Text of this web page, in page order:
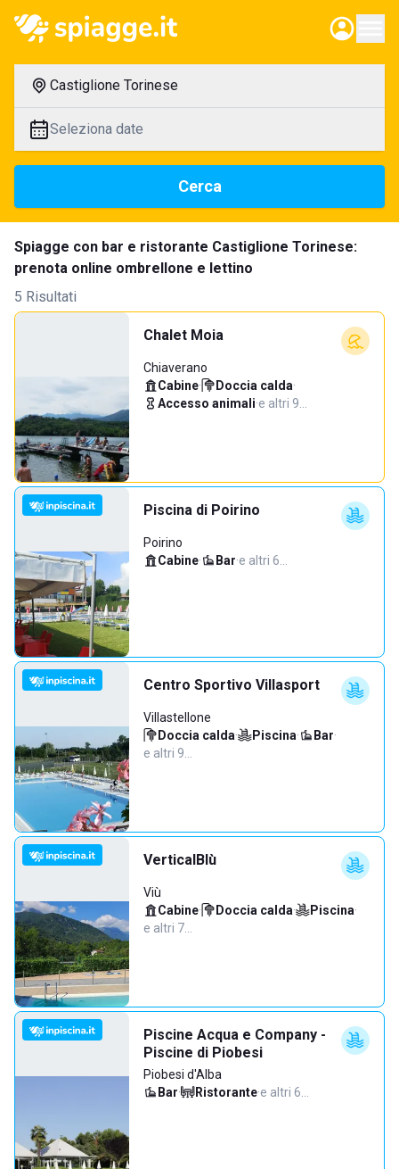
Castiglione Torinese
Seleziona date
Cerca
Spiagge con bar e ristorante Castiglione Torinese:
prenota online ombrellone e lettino
5 Risultati
Chalet Moia
Chiaverano
Cabine· Doccia calda·
Accesso animali·e altri 9…
Piscina di Poirino
Poirino
Cabine· Bar·e altri 6…
Centro Sportivo Villasport
Villastellone
Doccia calda· Piscina· Bar·
e altri 9…
VerticalBlù
Viù
Cabine· Doccia calda· Piscina·
e altri 7…
Piscine Acqua e Company -
Piscine di Piobesi
Piobesi d'Alba
Bar· Ristorante·e altri 6…